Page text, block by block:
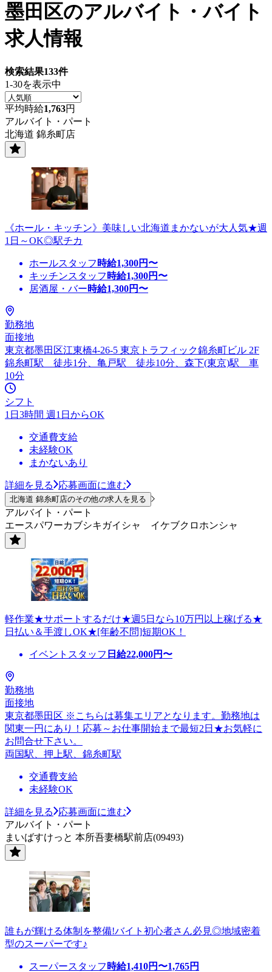
墨田区のアルバイト・バイト
求人情報
検索結果133件
1-30を表示中
平均時給1,763円
アルバイト・パート
北海道 錦糸町店
《ホール・キッチン》美味しい北海道まかないが大人気★週
1日～OK◎駅チカ
ホールスタッフ 時給1,300円〜
キッチンスタッフ 時給1,300円〜
居酒屋・バー時給1,300円〜
勤務地
面接地
東京都墨田区江東橋4-26-5 東京トラフィック錦糸町ビル 2F
錦糸町駅 徒歩1分、亀戸駅 徒歩10分、森下(東京)駅 車
10分
シフト
1日3時間 週1日からOK
交通費支給
未経験OK
まかないあり
詳細を見る 応募画面に進む
北海道 錦糸町店のその他の求人を見る
アルバイト・パート
エースパワーカブシキガイシャ イケブクロホンシャ
軽作業★サポートするだけ★週5日なら10万円以上稼げる★
日払い＆手渡しOK★[年齢不問]短期OK！
イベントスタッフ 日給22,000円〜
勤務地
面接地
東京都墨田区 ※こちらは募集エリアとなります。勤務地は
関東一円にあり！応募～お仕事開始まで最短2日★お気軽に
お問合せ下さい。
両国駅、押上駅、錦糸町駅
交通費支給
未経験OK
詳細を見る
応募画面に進む
アルバイト・パート
まいばすけっと 本所吾妻橋駅前店(09493)
誰もが輝ける体制を整備!バイト初心者さん必見◎地域密着
型のスーパーです♪
スーパースタッフ 時給1,410円〜1,765円